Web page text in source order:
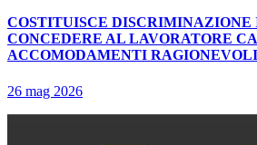
COSTITUISCE DISCRIMINAZIONE
CONCEDERE AL LAVORATORE
ACCOMODAMENTI RAGIONEVOLI
26 mag 2026